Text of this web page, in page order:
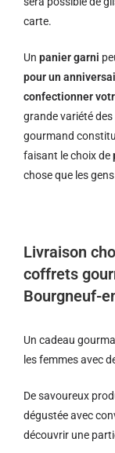
carte.
Un panier garni
pour un
confectionner
grande variété
gourmand
faisant le choix de
chose que les
Livraison
coffrets
Bourgneuf-
Un cadeau
les femmes avec
De savoureux
dégustée avec
découvrir une